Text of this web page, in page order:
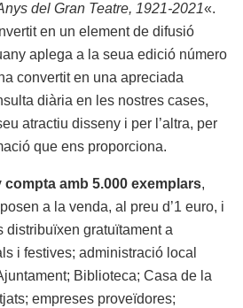
del Gran Teatre, 1921-2021«.
en un element de difusió
aplega a la seua edició número
convertit en una apreciada
diària en les nostres cases,
atractiu disseny i per l’altra, per
que ens proporciona.
compta amb 5.000 exemplars,
a la venda, al preu d’1 euro, i
distribuïxen gratuïtament a
i festives; administració local
Biblioteca; Casa de la
empreses proveïdores;